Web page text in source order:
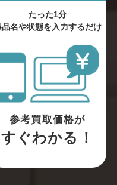
たった1分
品名や状態を入力するだけ
参考買取価格が
すぐわかる！